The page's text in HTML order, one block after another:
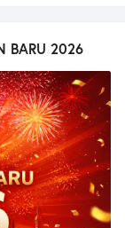
BARU 2026